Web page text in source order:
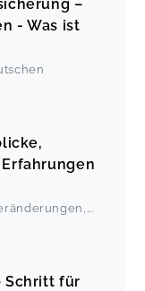
–
- Was ist
...
Schritt für